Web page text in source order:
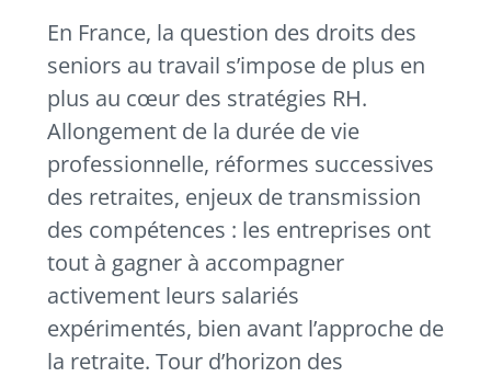
En France, la question des droits des
seniors au travail s’impose de plus en
plus au cœur des stratégies RH.
Allongement de la durée de vie
professionnelle, réformes successives
des retraites, enjeux de transmission
des compétences : les entreprises ont
tout à gagner à accompagner
activement leurs salariés
expérimentés, bien avant l’approche de
la retraite. Tour d’horizon des